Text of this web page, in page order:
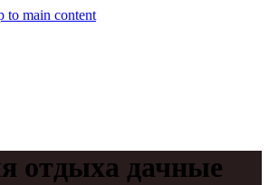
to main content
отдыха дачные